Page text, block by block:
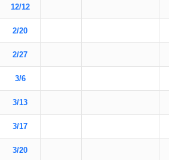
12/12
2/20
2/27
3/6
3/13
3/17
3/20